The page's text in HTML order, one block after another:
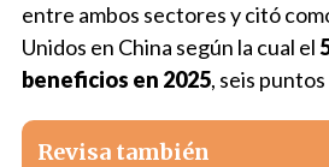
entre ambos sectores y citó
Unidos en China según la cual el
beneficios en 2025, seis
Revisa también